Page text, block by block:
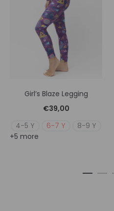
Girl’s Blaze Legging
€39,00
4-5 Y
6-7 Y
8-9 Y
+5 more